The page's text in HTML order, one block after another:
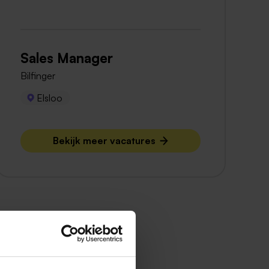
Sales Manager
Bilfinger
Elsloo
Bekijk meer vacatures